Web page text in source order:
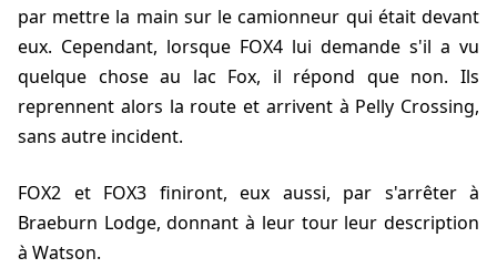
par mettre la main sur le camionneur qui était devant
eux. Cependant, lorsque FOX4 lui demande s'il a vu
quelque chose au lac Fox, il répond que non. Ils
reprennent alors la route et arrivent à Pelly Crossing,
sans autre incident.
FOX2 et FOX3 finiront, eux aussi, par s'arrêter à
Braeburn Lodge, donnant à leur tour leur description
à Watson.